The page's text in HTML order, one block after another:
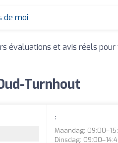
de moi
évaluations et avis réels pour
Turnhout
:
Maandag:
Dinsdag: